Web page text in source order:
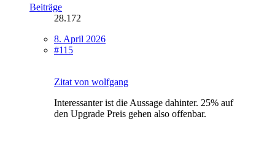
Beiträge
28.172
8. April 2026
#115
Zitat von wolfgang
Interessanter ist die Aussage dahinter. 25% auf
den Upgrade Preis gehen also offenbar.